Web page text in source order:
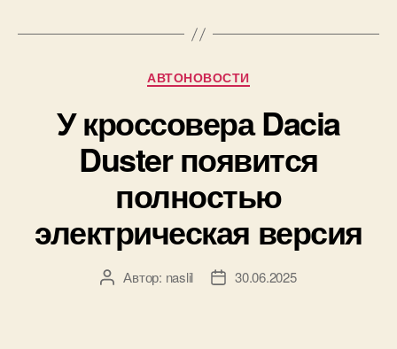
Рубрики
АВТОНОВОСТИ
У кроссовера Dacia
Duster появится
полностью
электрическая версия
АвторАвтор: naslil
Дата30.06.2025